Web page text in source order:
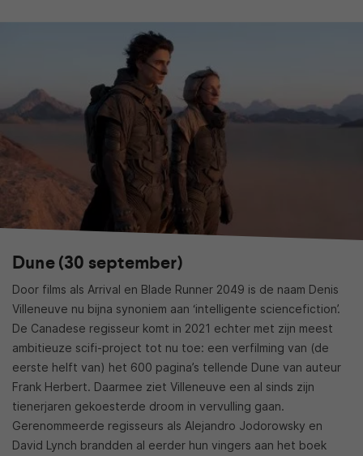
Dune (30 september)
Door films als Arrival en Blade Runner 2049 is de naam Denis
Villeneuve nu bijna synoniem aan ‘intelligente sciencefiction’.
De Canadese regisseur komt in 2021 echter met zijn meest
ambitieuze scifi-project tot nu toe: een verfilming van (de
eerste helft van) het 600 pagina’s tellende Dune van auteur
Frank Herbert. Daarmee ziet Villeneuve een al sinds zijn
tienerjaren gekoesterde droom in vervulling gaan.
Gerenommeerde regisseurs als Alejandro Jodorowsky en
David Lynch brandden al eerder hun vingers aan het boek